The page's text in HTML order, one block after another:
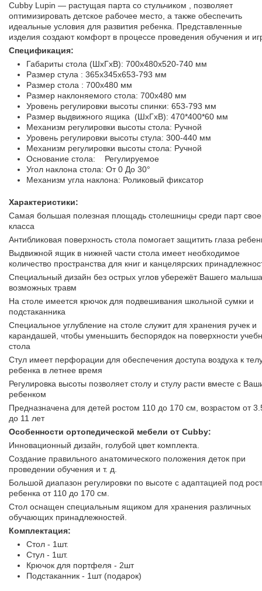
Cubby Lupin — растущая парта со стульчиком , позволяет
оптимизировать детское рабочее место, а также обеспечить
идеальные условия для развития ребенка. Представленные
изделия создают комфорт в процессе проведения обучения и
Спецификация:
Габариты стола (ШхГхВ): 700x480x520-740 мм
Размер стула : 365x345x653-793 мм
Размер стола : 700x480 мм
Размер наклоняемого стола: 700x480 мм
Уровень регулировки высоты спинки: 653-793 мм
Размер выдвижного ящика (ШхГхВ): 470*400*60 мм
Механизм регулировки высоты стола: Ручной
Уровень регулировки высоты стула: 300-440 мм
Механизм регулировки высоты стола: Ручной
Основание стола: Регулируемое
Угол наклона стола: От 0 До 30°
Механизм угла наклона: Роликовый фиксатор
Характеристики:
Самая большая полезная площадь столешницы среди парт
класса
Антибликовая поверхность стола помогает защитить глаза
Выдвижной ящик в нижней части стола имеет необходимое
количество пространства для книг и канцелярских
Специальный дизайн без острых углов убережёт Вашего
возможных травм
На столе имеется крючок для подвешивания школьной сумки и
подстаканника
Специальное углубление на столе служит для хранения ручек и
карандашей, чтобы уменьшить беспорядок на поверхности
стола
Стул имеет перфорации для обеспечения доступа воздуха к
ребенка в летнее время
Регулировка высоты позволяет столу и стулу расти вместе с
ребенком
Предназначена для детей ростом 110 до 170 см, возрастом от
до 11 лет
Особенности ортопедической мебели от Cubby:
Инновационный дизайн, голубой цвет комплекта.
Создание правильного анатомического положения деток при
проведении обучения и т. д.
Большой диапазон регулировки по высоте с адаптацией под рост
ребенка от 110 до 170 см.
Стол оснащен специальным ящиком для хранения различных
обучающих принадлежностей.
Комплектация:
Стол - 1шт.
Стул - 1шт.
Крючок для портфеля - 2шт
Подстаканник - 1шт (подарок)